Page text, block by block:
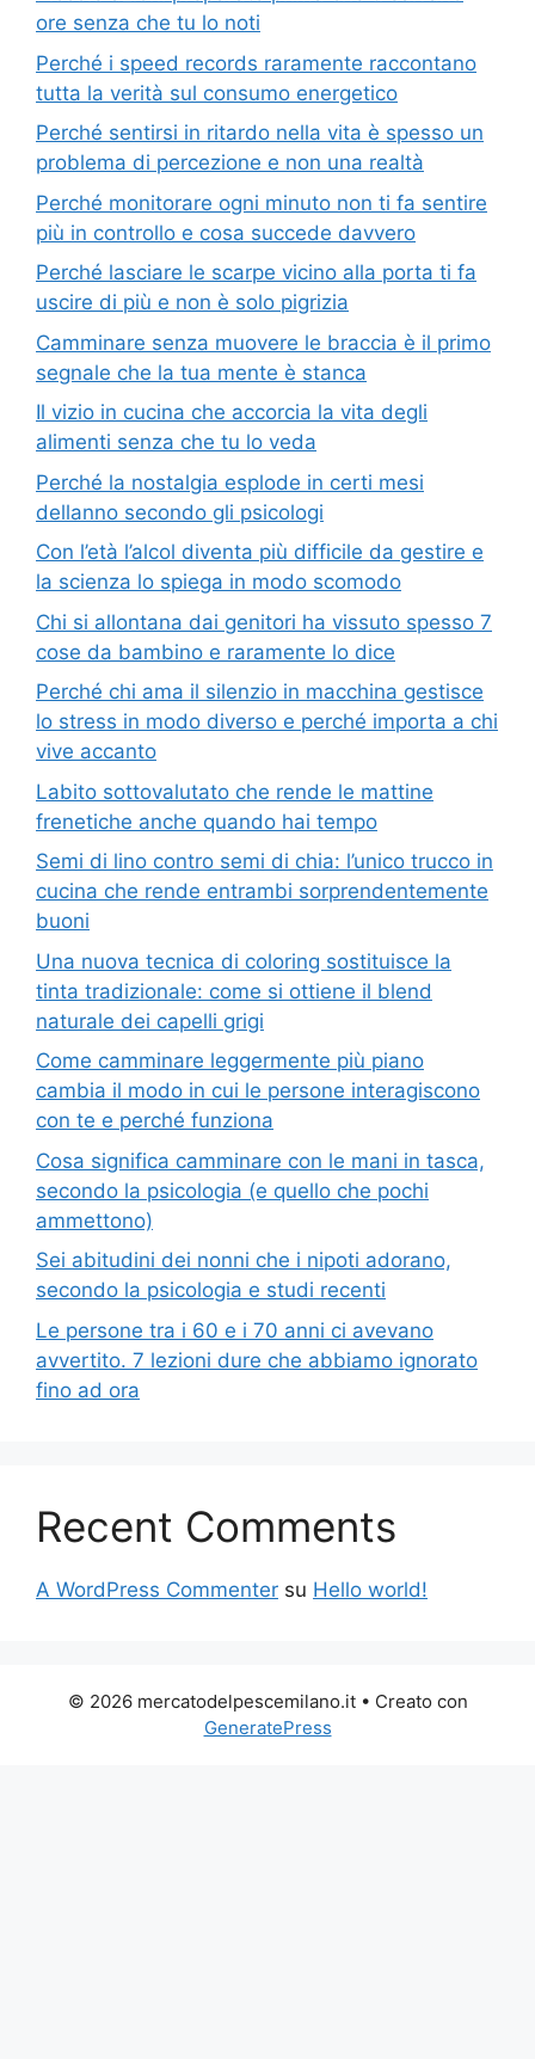
ore senza che tu lo noti
Perché i speed records raramente raccontano
tutta la verità sul consumo energetico
Perché sentirsi in ritardo nella vita è spesso un
problema di percezione e non una realtà
Perché monitorare ogni minuto non ti fa sentire
più in controllo e cosa succede davvero
Perché lasciare le scarpe vicino alla porta ti fa
uscire di più e non è solo pigrizia
Camminare senza muovere le braccia è il primo
segnale che la tua mente è stanca
Il vizio in cucina che accorcia la vita degli
alimenti senza che tu lo veda
Perché la nostalgia esplode in certi mesi
dellanno secondo gli psicologi
Con l’età l’alcol diventa più difficile da gestire e
la scienza lo spiega in modo scomodo
Chi si allontana dai genitori ha vissuto spesso 7
cose da bambino e raramente lo dice
Perché chi ama il silenzio in macchina gestisce
lo stress in modo diverso e perché importa a chi
vive accanto
Labito sottovalutato che rende le mattine
frenetiche anche quando hai tempo
Semi di lino contro semi di chia: l’unico trucco in
cucina che rende entrambi sorprendentemente
buoni
Una nuova tecnica di coloring sostituisce la
tinta tradizionale: come si ottiene il blend
naturale dei capelli grigi
Come camminare leggermente più piano
cambia il modo in cui le persone interagiscono
con te e perché funziona
Cosa significa camminare con le mani in tasca,
secondo la psicologia (e quello che pochi
ammettono)
Sei abitudini dei nonni che i nipoti adorano,
secondo la psicologia e studi recenti
Le persone tra i 60 e i 70 anni ci avevano
avvertito. 7 lezioni dure che abbiamo ignorato
fino ad ora
Recent Comments
A WordPress Commenter su Hello world!
© 2026 mercatodelpescemilano.it• Creato con
GeneratePress